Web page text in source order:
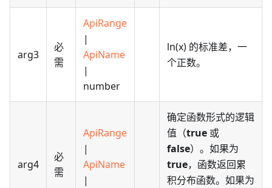
arg3
必
需
ApiRange
|
ApiName
|
number
ln(x) 的标准差，一
个正数。
arg4
必
需
ApiRange
|
ApiName
|
确定函数形式的逻辑
值（true 或
false）。如果为
true，函数返回累
积分布函数。如果为